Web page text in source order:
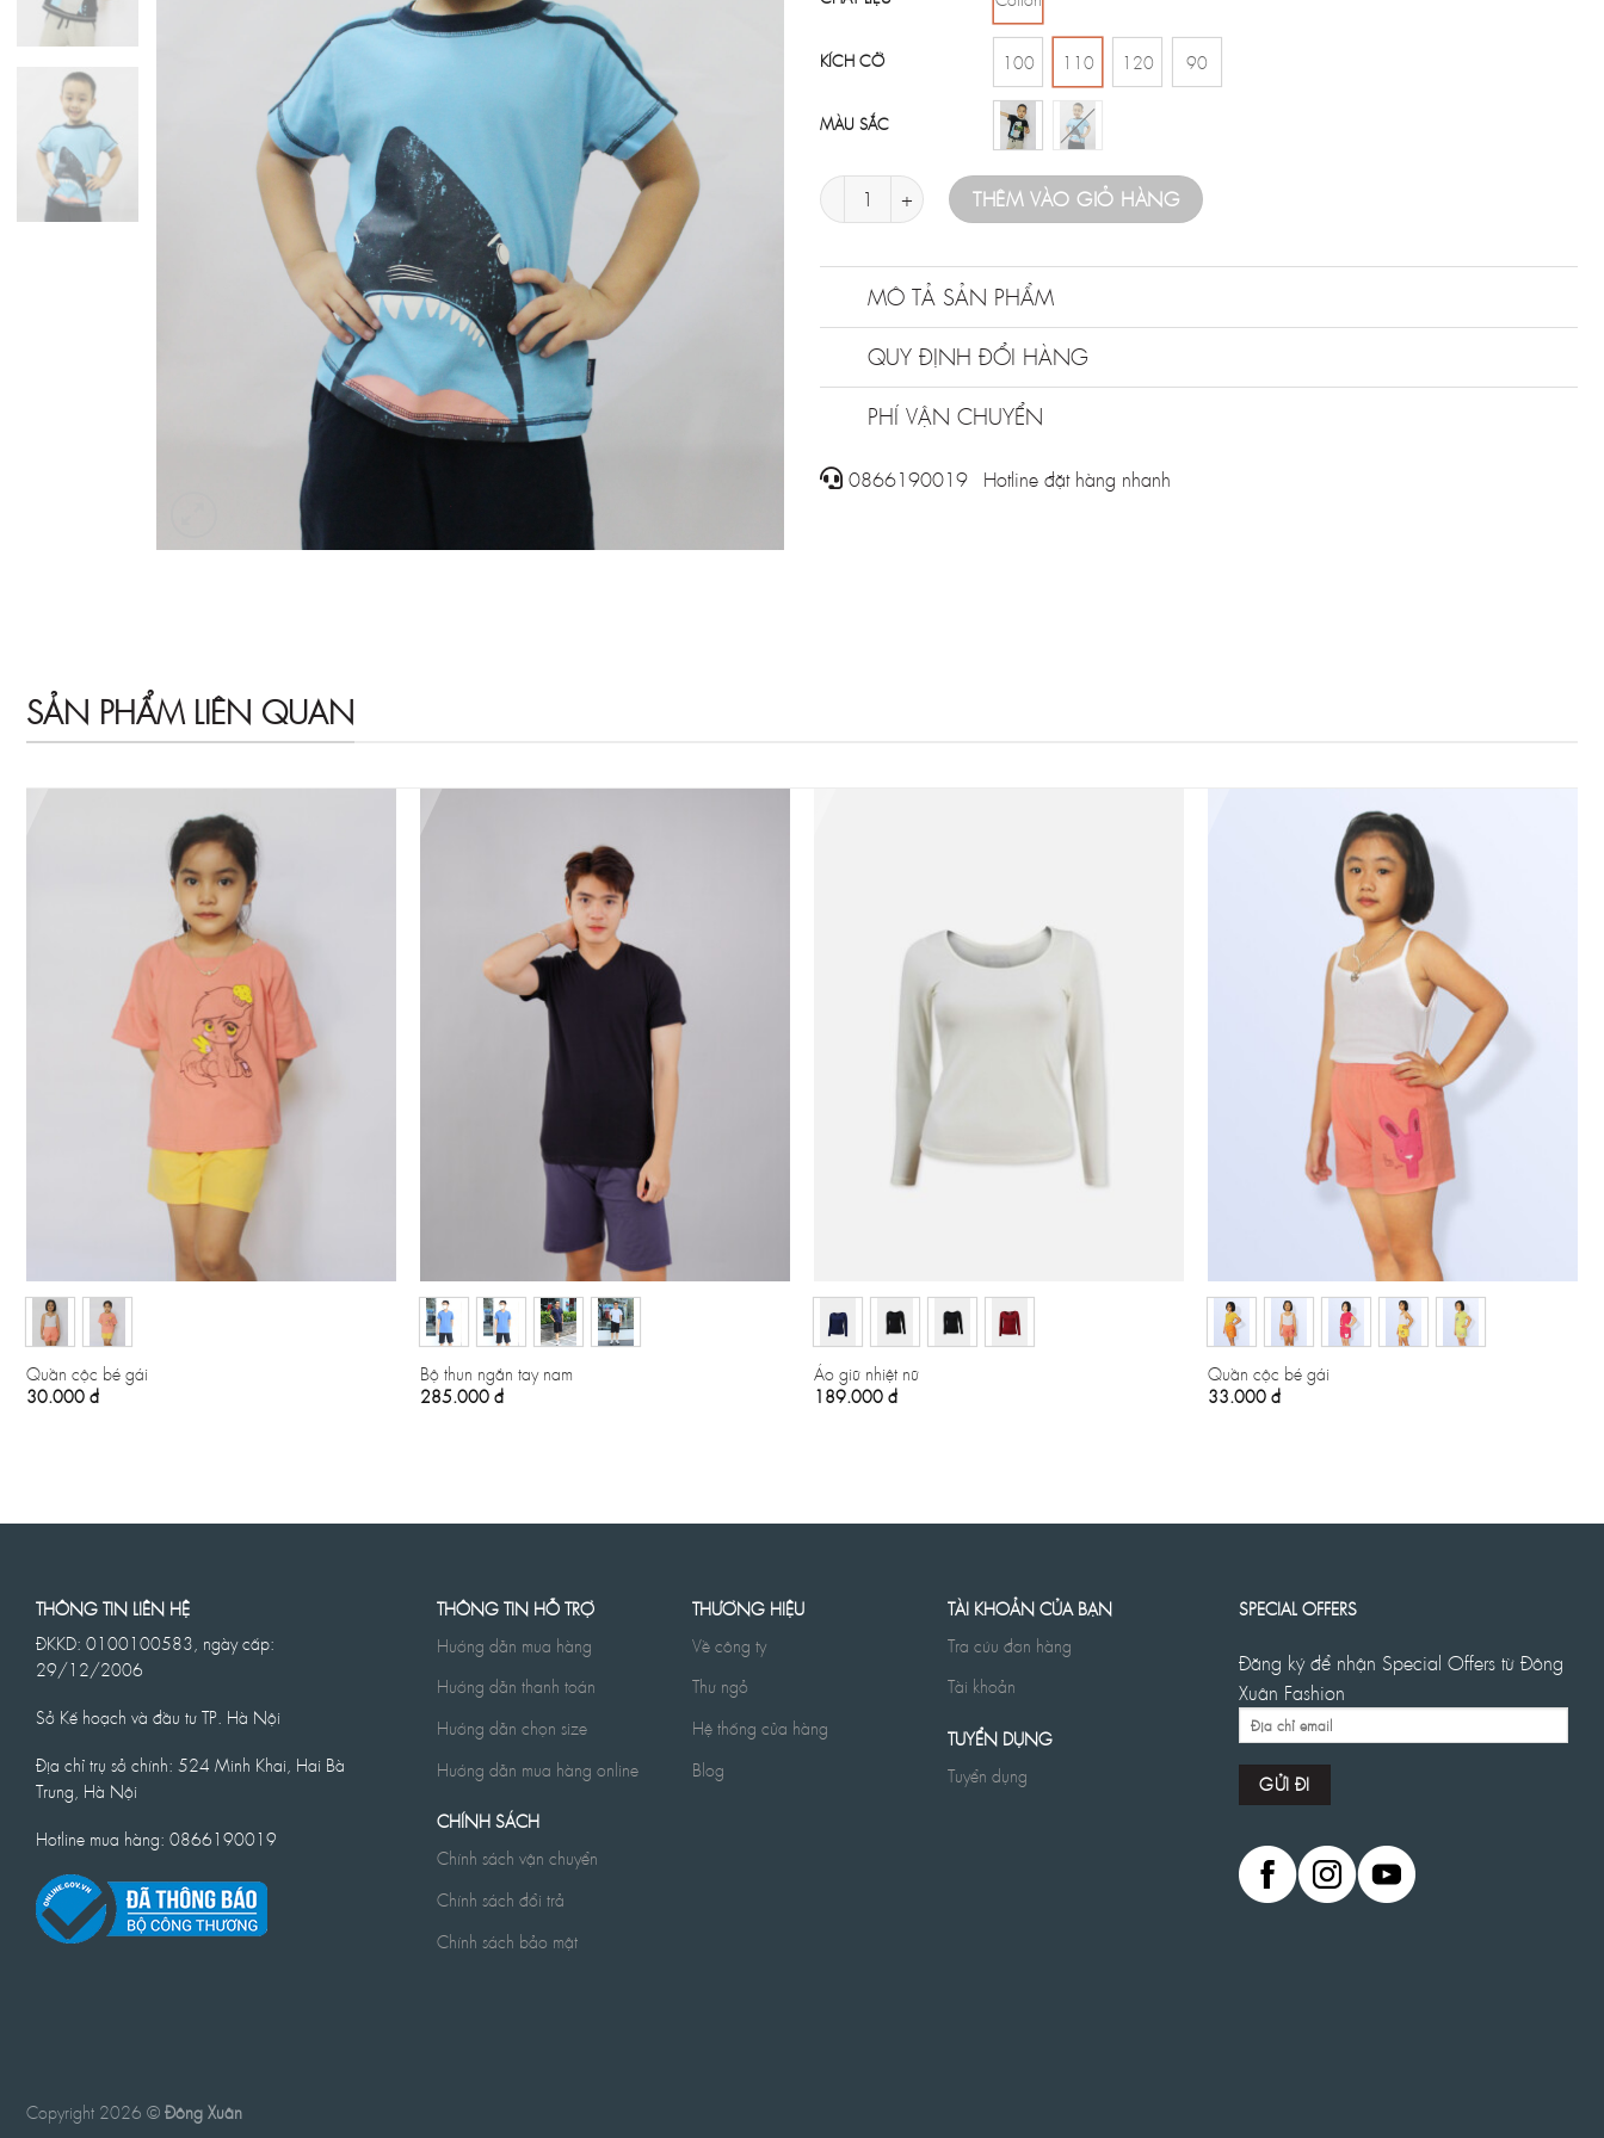
KÍCH CỠ 100 110 120 90
MÀU SẮC
Áo cộc tay bé trai số lượngTHÊM VÀO GIỎ HÀNG
MÔ TẢ SẢN PHẨM
QUY ĐỊNH ĐỔI HÀNG
PHÍ VẬN CHUYỂN
0866190019 - Hotline đặt hàng nhanh
SẢN PHẨM LIÊN QUAN
Quần cộc bé gái
30.000 đ
Bộ thun ngắn tay nam
285.000 đ
Áo giữ nhiệt nữ
189.000 đ
Quần cộc bé gái
33.000 đ
THÔNG TIN LIÊN HỆ
ĐKKD: 0100100583, ngày cấp:
29/12/2006
Sở Kế hoạch và đầu tư TP. Hà Nội
Địa chỉ trụ sở chính: 524 Minh Khai, Hai Bà
Trưng, Hà Nội
Hotline mua hàng: 0866190019
THÔNG TIN HỖ TRỢ
Hướng dẫn mua hàng
Hướng dẫn thanh toán
Hướng dẫn chọn size
Hướng dẫn mua hàng online
CHÍNH SÁCH
Chính sách vận chuyển
Chính sách đổi trả
Chính sách bảo mật
THƯƠNG HIỆU
Về công ty
Thư ngỏ
Hệ thống cửa hàng
Blog
TÀI KHOẢN CỦA BẠN
Tra cứu đơn hàng
Tài khoản
TUYỂN DỤNG
Tuyển dụng
SPECIAL OFFERS
Đăng ký để nhận Special Offers từ Đông
Xuân Fashion
Copyright 2026 © Đông Xuân